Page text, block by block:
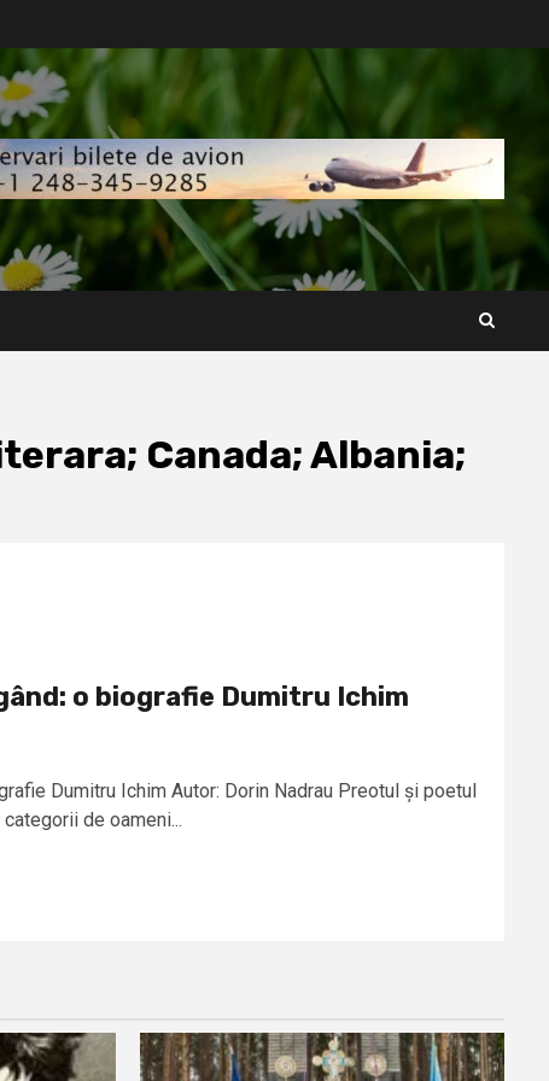
Canada; Albania;
o biografie Dumitru Ichim
Dumitru Ichim Autor: Dorin Nadrau Preotul și poetul
de oameni...